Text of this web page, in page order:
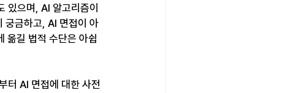
있으며, AI 알고리즘이
궁금하고, AI 면접이 아
옮길 법적 수단은 아쉽
터 AI 면접에 대한 사전